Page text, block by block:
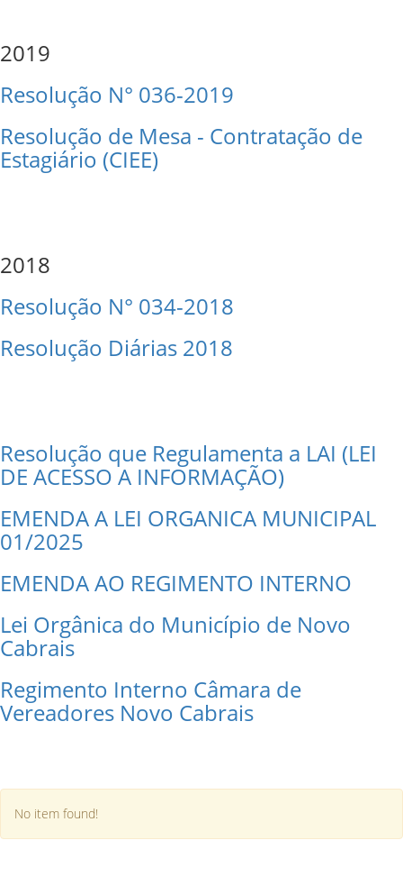
2019
Resolução N° 036-2019
Resolução de Mesa - Contratação de
Estagiário (CIEE)
2018
Resolução N° 034-2018
Resolução Diárias 2018
Resolução que Regulamenta a LAI (LEI
DE ACESSO A INFORMAÇÃO)
EMENDA A LEI ORGANICA MUNICIPAL
01/2025
EMENDA AO REGIMENTO INTERNO
Lei Orgânica do Município de Novo
Cabrais
Regimento Interno Câmara de
Vereadores Novo Cabrais
No item found!